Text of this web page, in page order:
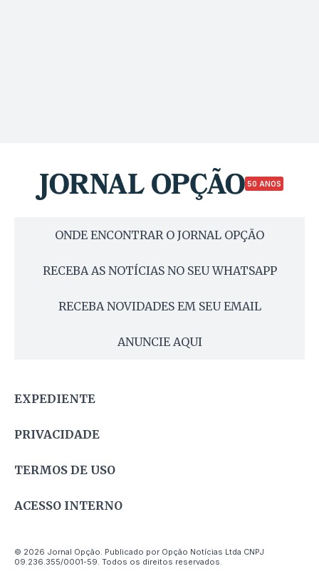
50 ANOS
ONDE ENCONTRAR O JORNAL OPÇÃO
RECEBA AS NOTÍCIAS NO SEU WHATSAPP
RECEBA NOVIDADES EM SEU EMAIL
ANUNCIE AQUI
EXPEDIENTE
PRIVACIDADE
TERMOS DE USO
ACESSO INTERNO
© 2026 Jornal Opção. Publicado por Opção Notícias Ltda CNPJ
09.236.355/0001-59. Todos os direitos reservados.